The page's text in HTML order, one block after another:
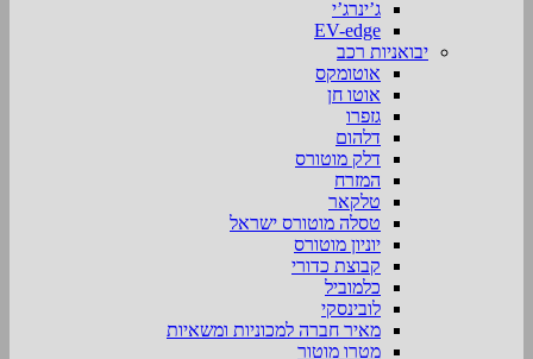
ג’ינרג’י
EV-edge
יבואניות רכב
אוטומקס
אוטו חן
גזפרו
דלהום
דלק מוטורס
המזרח
טלקאר
טסלה מוטורס ישראל
יוניון מוטורס
קבוצת כדורי
כלמוביל
לובינסקי
מאיר חברה למכוניות ומשאיות
מטרו מוטור